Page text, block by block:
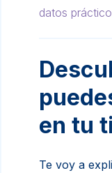
datos
en tu
Te voy a